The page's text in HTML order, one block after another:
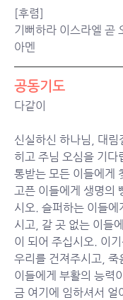
[후렴]
기뻐하라 이스라엘 곧
아멘
공동기도
다같이
신실하신 하나님, 대림
히고 주님 오심을 기다
통받는 모든 이들에게
고픈 이들에게 생명의
시오. 슬퍼하는 이들
시고, 갈 곳 없는 이들
이 되어 주십시오. 이
우리를 건져주시고, 죽
이들에게 부활의 능력
금 여기에 임하셔서 얼